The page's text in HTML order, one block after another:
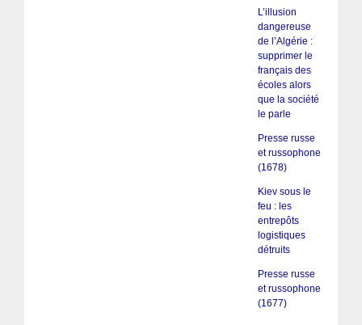
L’illusion
dangereuse
de l’Algérie :
supprimer le
français des
écoles alors
que la société
le parle
Presse russe
et russophone
(1678)
Kiev sous le
feu : les
entrepôts
logistiques
détruits
Presse russe
et russophone
(1677)